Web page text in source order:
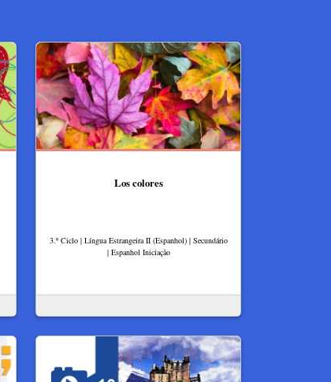
Los colores
3.º Ciclo | Língua Estrangeira II (Espanhol) | Secundário
| Espanhol Iniciação